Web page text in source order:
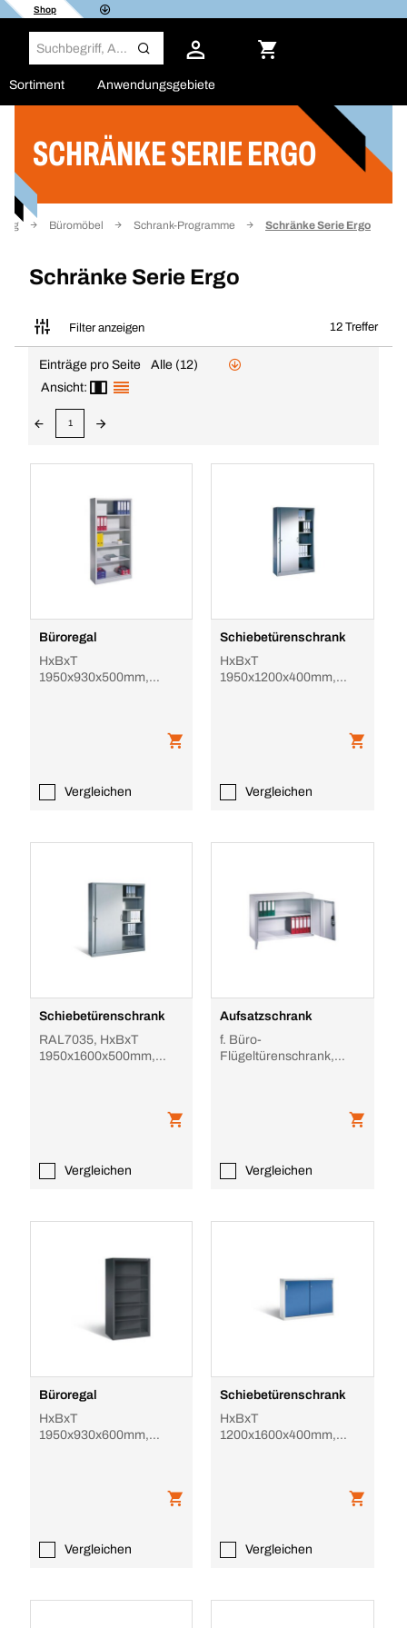
Shop
Sortiment Anwendungsgebiete
SCHRÄNKE SERIE ERGO
Büromöbel Schrank-Programme Schränke Serie Ergo
Schränke Serie Ergo
Filter anzeigen 12 Treffer
Filter
Einträge pro Seite
Alle (12)
Ansicht:
1
Büroregal
HxBxT
1950x930x500mm,
Vergleichen
Schiebetürenschrank
HxBxT
1950x1200x400mm,
Vergleichen
Schiebetürenschrank
RAL7035, HxBxT
1950x1600x500mm,
Vergleichen
Aufsatzschrank
f. Büro-
Flügeltürenschrank,
Vergleichen
Büroregal
HxBxT
1950x930x600mm,
Vergleichen
Schiebetürenschrank
HxBxT
1200x1600x400mm,
Vergleichen